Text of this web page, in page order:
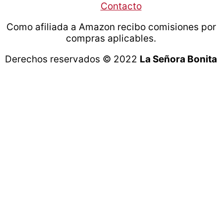
Contacto
Como afiliada a Amazon recibo comisiones por
compras aplicables.
Derechos reservados © 2022 La Señora Bonita